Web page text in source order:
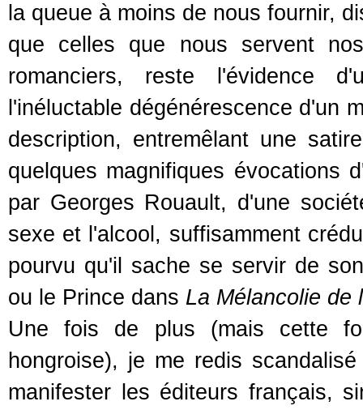
la queue à moins de nous fournir,
que celles que nous servent
romanciers, reste l'évidence
l'inéluctable dégénérescence d'un
description, entremêlant une
quelques magnifiques évocations
par Georges Rouault, d'une
sexe et l'alcool, suffisamment
pourvu qu'il sache se servir de
ou le Prince dans La Mélancolie de
Une fois de plus (mais cette
hongroise), je me redis
manifester les éditeurs français,